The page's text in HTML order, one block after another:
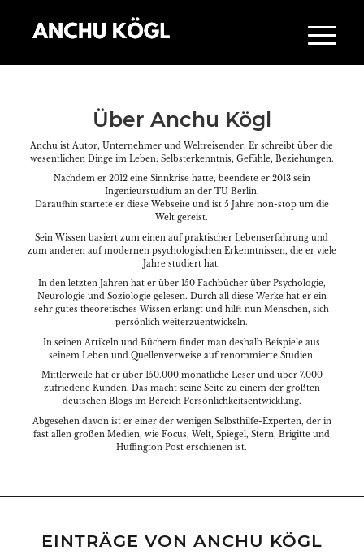
Über Anchu Kögl
Anchu ist Autor, Unternehmer und Weltreisender. Er schreibt über die
wesentlichen Dinge im Leben: Selbsterkenntnis, Gefühle, Beziehungen.
Nachdem er 2012 eine Sinnkrise hatte, beendete er 2013 sein
Ingenieurstudium an der TU Berlin.
Daraufhin startete er diese Webseite und ist 5 Jahre non-stop um die
Welt gereist.
Sein Wissen basiert zum einen auf praktischer Lebenserfahrung und
zum anderen auf modernen psychologischen Erkenntnissen, die er viele
Jahre studiert hat.
In den letzten Jahren hat er über 150 Fachbücher über Psychologie,
Neurologie und Soziologie gelesen. Durch all diese Werke hat er ein
sehr gutes theoretisches Wissen erlangt und hilft nun Menschen, sich
persönlich weiterzuentwickeln.
In seinen Artikeln und Büchern findet man deshalb Beispiele aus
seinem Leben und Quellenverweise auf renommierte Studien.
Mittlerweile hat er über 150.000 monatliche Leser und über 7.000
zufriedene Kunden. Das macht seine Seite zu einem der größten
deutschen Blogs im Bereich Persönlichkeitsentwicklung.
Abgesehen davon ist er einer der wenigen Selbsthilfe-Experten, der in
fast allen großen Medien, wie Focus, Welt, Spiegel, Stern, Brigitte und
Huffington Post erschienen ist.
EINTRÄGE VON ANCHU KÖGL